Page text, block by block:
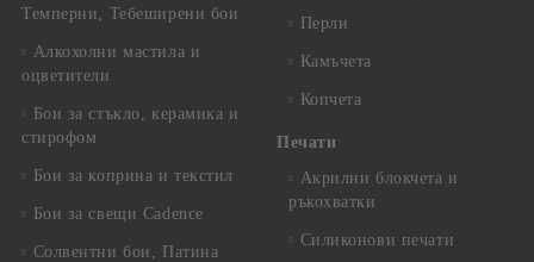
Темперни, Тебеширени бои
Алкохолни мастила и
оцветители
Бои за стъкло, керамика и
стирофом
Бои за коприна и текстил
Бои за свещи Cadence
Солвентни бои, Патина
Перли
Камъчета
Копчета
Печати
Акрилни блокчета и
ръкохватки
Силиконови печати